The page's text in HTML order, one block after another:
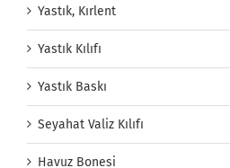
Yastık, Kırlent
Yastık Kılıfı
Yastık Baskı
Seyahat Valiz Kılıfı
Havuz Bonesi